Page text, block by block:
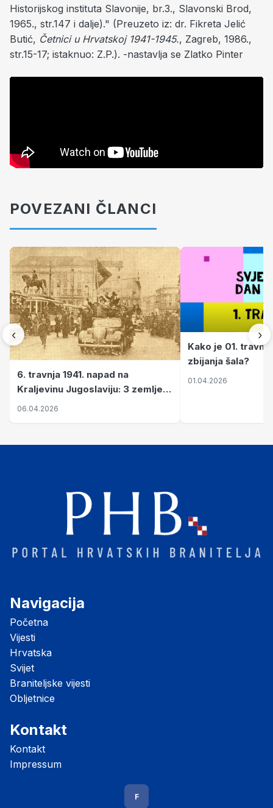
Historijskog instituta Slavonije, br.3., Slavonski Brod,
1965., str.147 i dalje)." (Preuzeto iz: dr. Fikreta Jelić
Butić, Četnici u Hrvatskoj 1941-1945., Zagreb, 1986.,
str.15-17; istaknuo: Z.P.). -nastavlja se Zlatko Pinter
POVEZANI ČLANCI
‹
6. travnja 1941. napad na
Kraljevinu Jugoslaviju: 3 zemlje
nastale njenim raspadom
06.04.2026
Kako je 01.
zbijanja šala?
01.04.2026
›
Navigacija
Početna
Vijesti
Hrvatska
Svijet
Braniteljske vijesti
Obljetnice
Kontakt
Kontakt
Impressum
F